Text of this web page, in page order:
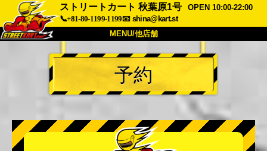
ストリートカート 秋葉原1号
OPEN 10:00-22:00
📞+81-80-1199-1199📧 shina@kart.st
MENU/他店舗
トップ
概要 車両 価格
会社 予約
他店舗
予約